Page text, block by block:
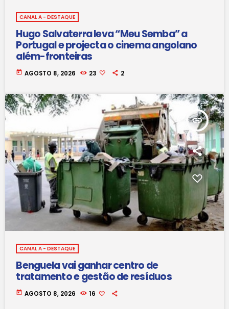
CANAL A - DESTAQUE
Hugo Salvaterra leva “Meu Semba” a
Portugal e projecta o cinema angolano
além-fronteiras
today AGOSTO 8, 2026 23 2
insert_link
CANAL A - DESTAQUE
Benguela vai ganhar centro de
tratamento e gestão de resíduos
today AGOSTO 8, 2026 16